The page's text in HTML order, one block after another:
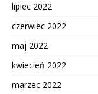
lipiec 2022
czerwiec 2022
maj 2022
kwiecień 2022
marzec 2022